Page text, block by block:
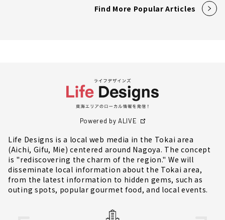
Find More Popular Articles
Powered by ALIVE
Life Designs is a local web media in the Tokai area
(Aichi, Gifu, Mie) centered around Nagoya. The concept
is "rediscovering the charm of the region." We will
disseminate local information about the Tokai area,
from the latest information to hidden gems, such as
outing spots, popular gourmet food, and local events.